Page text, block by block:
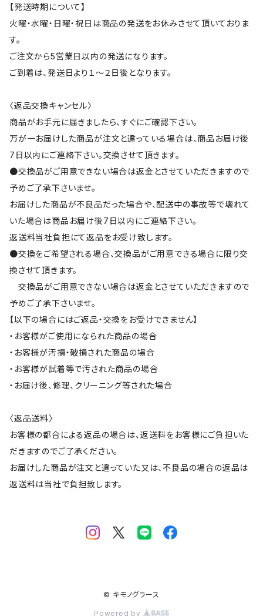
【発送時期について】
火曜・水曜・日曜・祝日は商品の発送をお休みさせて頂いておりま
す。
ご注文から5営業日以内の発送になります。
ご到着は、発送日より１～２日後となります。
〈返品交換キャンセル〉
商品がお手元に届きましたら、すぐにご確認下さい。
万が一お届けした商品が注文と違っている場合は、商品お届け後
7日以内にご連絡下さい。交換させて頂きます。
●交換品がご用意できない場合は返金とさせていただきますので
予めご了承下さいませ。
お届けした商品が不良品だった場合や、配送中の事故等で壊れて
いた場合は商品お届け後7日以内にご連絡下さい。
返送料当社負担にて返品をお受け致します。
●交換をご希望される場合、交換品がご用意できる場合に限り交
換させて頂きます。
交換品がご用意できない場合は返金とさせていただきますので
予めご了承下さいませ。
【以下の場合にはご返品・交換をお受けできません】
・お客様がご使用になられた商品の場合
・お客様が汚損・破損された商品の場合
・お客様が試着等で汚された商品の場合
・お届け後、修理、クリーニング等された場合
〈返品送料〉
お客様の都合による返品の場合は、返送料をお客様にご負担いた
だきますのでご了承ください。
お届けした商品が注文と違っていた又は、不良品の場合の返品は
返送料は当社で負担致します。
© キモノグラース
Powered by